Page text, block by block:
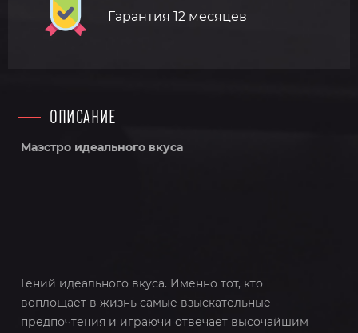
Гарантия 12 месяцев
ОПИСАНИЕ
Маэстро идеального вкуса
Гений идеального вкуса. Именно тот, кто
воплощает в жизнь самые взыскательные
предпочтения и играючи отвечает высочайшим